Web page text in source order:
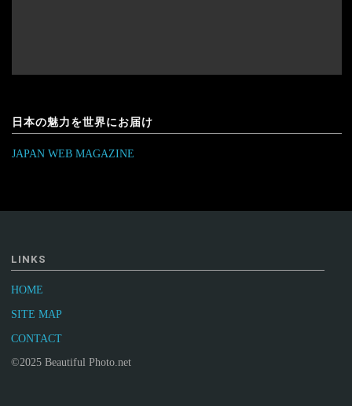
日本の魅力を世界にお届け
JAPAN WEB MAGAZINE
LINKS
HOME
SITE MAP
CONTACT
©2025 Beautiful Photo.net